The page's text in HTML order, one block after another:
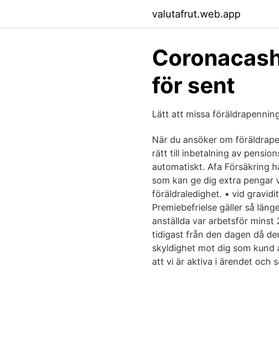
valutafrut.web.app
för sent
Lätt att missa
När du ansöker om
rätt till inbetalning av
automatiskt. Afa Försäkring
som kan ge dig extra pengar
föräldraledighet. • vid
Premiebefrielse gäller så
anställda var arbetsför minst
tidigast från den dagen då
skyldighet mot dig som
att vi är aktiva i ärendet och